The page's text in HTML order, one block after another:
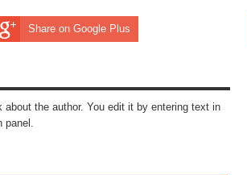
Share on Google Plus
the author. You edit it by entering text in